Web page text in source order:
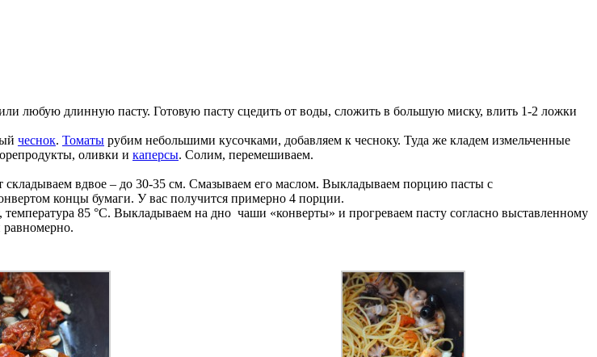
любую длинную пасту. Готовую пасту сцедить от воды, сложить в большую миску, влить 1-2 ложки
чеснок. Томаты рубим небольшими кусочками, добавляем к чесноку. Туда же кладем измельченные
оливки и каперсы. Солим, перемешиваем.
вдвое – до 30-35 см. Смазываем его маслом. Выкладываем порцию пасты с
концы бумаги. У вас получится примерно 4 порции.
85 °C. Выкладываем на дно чаши «конверты» и прогреваем пасту согласно выставленному